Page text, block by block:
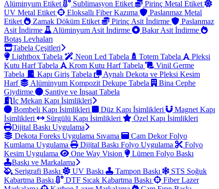
Alüminyum Etiket
Sublimasyon Etiket
Pirinç Metal Etiket
UV Metal Etiket
Eloksallı Fiber Kazıma
Paslanmaz Metal
Etiket
Zamak Döküm Etiket Pirinç Asit İndirme
Paslanmaz
Asit İndirme
Alüminyum Asit İndirme
Bakır Asit İndirme
Botaş Levhaları
Tabela Çeşitleri
Lightbox Tabela
Neon Led Tabela Totem Tabela
Pleksi
Kutu Harf Tabela
Krom Kutu Harf Tabela
Vinil Germe
Tabela
Kapı Giriş Tabela
Aynalı Dekota ve Pleksi Kesim
Harf
Alüminyum Kompozit Dekupe Tabela
Bina Cephe
Giydirme
Şantiye ve İnşaat Tabela
İç Mekan Kapı İsimlikleri
Bombeli Kapı İsimlikleri
Düz Kapı İsimlikleri
Magnet Kapı
İsimlikleri
Sürgülü Kapı İsimlikleri
Özel Kapı İsimlikleri
Dijital Baskı Uygulama
Dekota Foreks Uygulama Sıvama
Cam Dekor Folyo
Kumlama Uygulama
Dijital Baskı Folyo Uygulama
Folyo
Kesim Uygulama
One Way Vision
Lümen Folyo Baskı
Baskı ve Markalama
Serigrafi Baskı
UV Baskı Tampon Baskı
STS Soğuk
Kabartma Baskı
DTF Sıcak Kabartma Baskı
Fiber Lazer